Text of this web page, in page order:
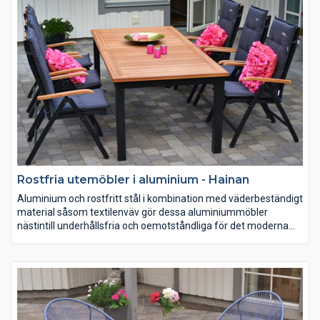
Rostfria utemöbler i aluminium - Hainan
Aluminium och rostfritt stål i kombination med väderbeständigt
material såsom textilenväv gör dessa aluminiummöbler
nästintill underhållsfria och oemotståndliga för det moderna
staplingsbara vilket underlättar vinterförvaringen.